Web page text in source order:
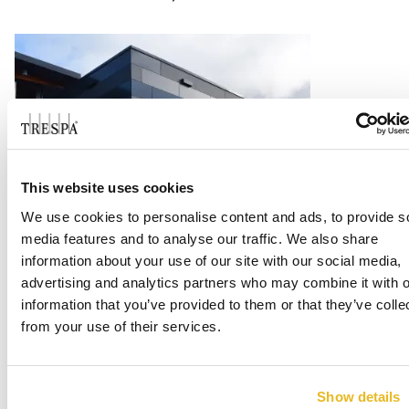
This website uses cookies
We use cookies to personalise content and ads, to provide
media features and to analyse our traffic. We also share
information about your use of our site with our social media,
advertising and analytics partners who may combine it with
information that you’ve provided to them or that they’ve
from your use of their services.
Show details
Office Centrada
Consulte Mais informação